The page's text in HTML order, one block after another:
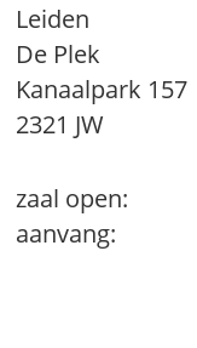
Leiden
De Plek
Kanaalpark 157
2321 JW
zaal open:
aanvang: